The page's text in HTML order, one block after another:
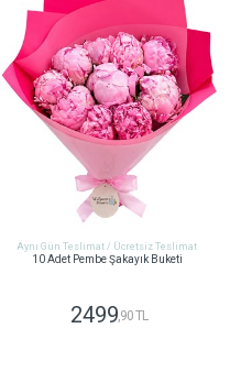
Aynı Gün Teslimat / Ücretsiz Teslimat
10 Adet Pembe Şakayık Buketi
2499,90 TL